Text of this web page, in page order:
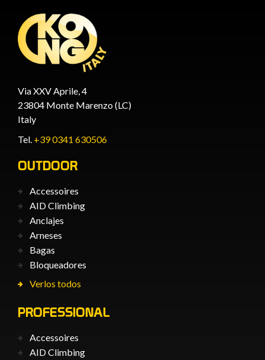
Via XXV Aprile, 4
23804 Monte Marenzo (LC)
Italy
Tel. +39 0341 630506
OUTDOOR
Accessoires
AID Climbing
Anclajes
Arneses
Bagas
Bloqueadores
Verlos todos
PROFESSIONAL
Accessoires
AID Climbing